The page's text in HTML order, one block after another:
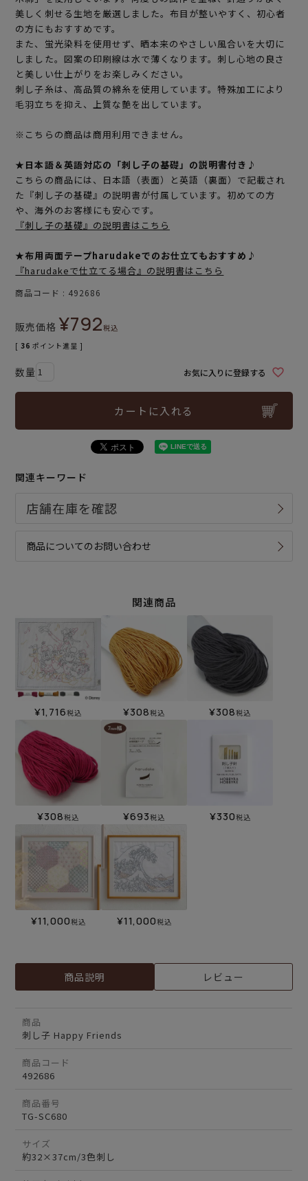
美しく刺せる生地を厳選しました。布目が整いやすく、初心者
の方にもおすすめです。
また、蛍光染料を使用せず、晒本来のやさしい風合いを大切に
しました。図案の印刷線は水で薄くなります。刺し心地の良さ
と美しい仕上がりをお楽しみください。
刺し子糸は、高品質の綿糸を使用しています。特殊加工により
毛羽立ちを抑え、上質な艶を出しています。
※こちらの商品は商用利用できません。
★日本語＆英語対応の「刺し子の基礎」の説明書付き♪
こちらの商品には、日本語（表面）と英語（裏面）で記載され
た『刺し子の基礎』の説明書が付属しています。初めての方
や、海外のお客様にも安心です。
『刺し子の基礎』の説明書はこちら
★布用両面テープharudakeでのお仕立てもおすすめ♪
『harudakeで仕立てる場合』の説明書はこちら
商品コード 492686
販売価格 ¥792税込
[ 36 ポイント進呈 ]
お気に入りに登録する
カートに入れる
関連キーワード
商品についてのお問い合わせ
関連商品
¥1,716税込 ¥308税込 ¥308税込
¥308税込 ¥693税込 ¥330税込
¥11,000税込 ¥11,000税込
商品説明 レビュー
商品
刺し子 Happy Friends
商品コード
492686
商品番号
TG-SC680
サイズ
約32×37cm/3色刺し